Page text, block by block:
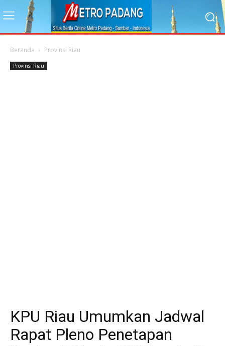
Beranda Provinsi Riau
Provinsi Riau
KPU Riau Umumkan Jadwal
Rapat Pleno Penetapan